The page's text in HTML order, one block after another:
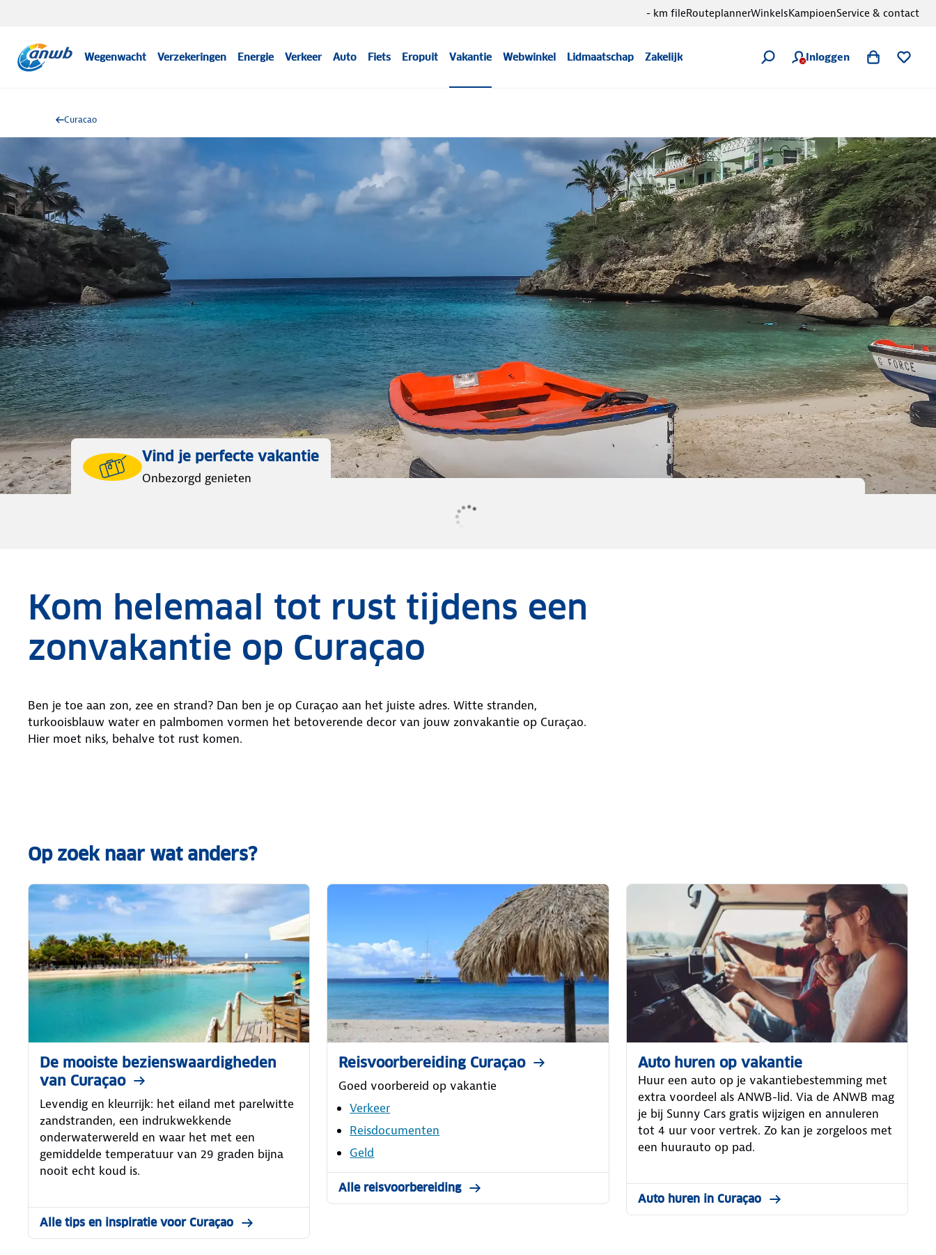
Wegenwacht Verzekeringen Energie Verkeer Auto Fiets Eropuit Vakantie Webwinkel Lidmaatschap Zakelijk Inloggen
- km fileRouteplannerWinkelsKampioenService & contact
Curacao
Vind je perfecte vakantie
Onbezorgd genieten
Kom helemaal tot rust tijdens een
zonvakantie op Curaçao
Ben je toe aan zon, zee en strand? Dan ben je op Curaçao aan het juiste adres. Witte stranden,
turkooisblauw water en palmbomen vormen het betoverende decor van jouw zonvakantie op Curaçao.
Hier moet niks, behalve tot rust komen.
Op zoek naar wat anders?
De mooiste bezienswaardigheden
van Curaçao
Levendig en kleurrijk: het eiland met parelwitte
zandstranden, een indrukwekkende
onderwaterwereld en waar het met een
gemiddelde temperatuur van 29 graden bijna
nooit echt koud is.
Alle tips en inspiratie voor Curaçao
Reisvoorbereiding Curaçao
Goed voorbereid op vakantie
Verkeer
Reisdocumenten
Geld
Alle reisvoorbereiding
Auto huren op vakantie
Huur een auto op je vakantiebestemming met
extra voordeel als ANWB-lid. Via de ANWB mag
je bij Sunny Cars gratis wijzigen en annuleren
tot 4 uur voor vertrek. Zo kan je zorgeloos met
een huurauto op pad.
Auto huren in Curaçao